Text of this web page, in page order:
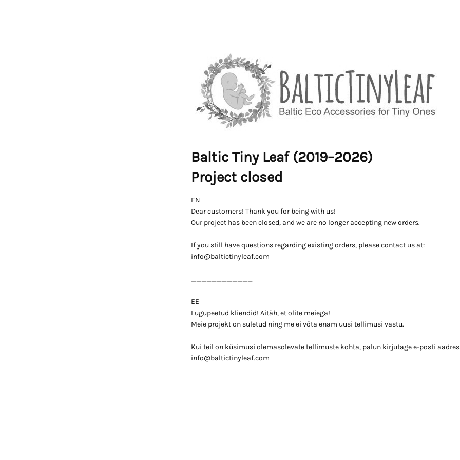
Baltic Tiny Leaf (2019–2026)
Project closed
EN
Dear customers! Thank you for being with us!
Our project has been closed, and we are no longer accepting new orders.
If you still have questions regarding existing orders, please contact us at:
info@baltictinyleaf.com
____________
EE
Lugupeetud kliendid! Aitäh, et olite meiega!
Meie projekt on suletud ning me ei võta enam uusi tellimusi vastu.
Kui teil on küsimusi olemasolevate tellimuste kohta, palun kirjutage e-posti
info@baltictinyleaf.com